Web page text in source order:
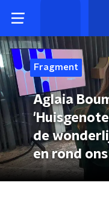
Fragment
Aglaia
de
en rond